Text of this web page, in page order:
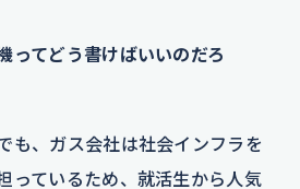
ってどう書けばいいのだろ
も、ガス会社は社会インフラを
っているため、就活生から人気